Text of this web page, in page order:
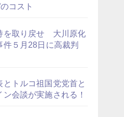
コスト
を取り戻せ 大川原化
件５月28日に高裁判
とトルコ祖国党党首と
会談が実施される！